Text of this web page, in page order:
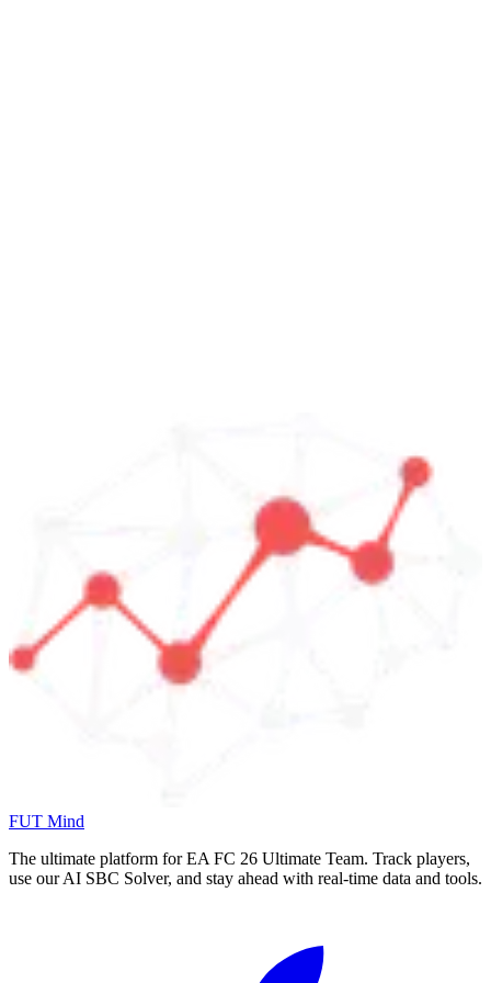
FUT Mind
The ultimate platform for EA FC 26 Ultimate Team. Track players,
use our AI SBC Solver, and stay ahead with real-time data and tools.